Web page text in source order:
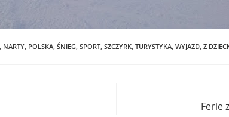
NARTY POLSKA ŚNIEG SPORT SZCZYRK TURYSTYKA WYJAZD Z
Ferie